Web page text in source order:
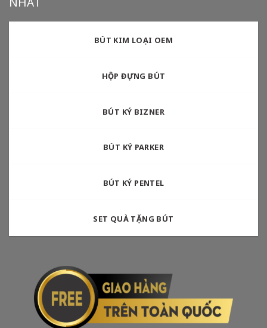
BÚT KIM LOẠI OEM
HỘP ĐỰNG BÚT
BÚT KÝ BIZNER
BÚT KÝ PARKER
BÚT KÝ PENTEL
SET QUÀ TẶNG BÚT